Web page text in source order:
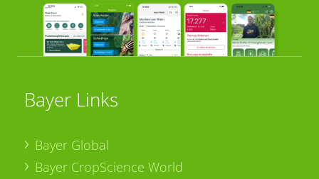
Bayer Links
Bayer Global
Bayer CropScience World